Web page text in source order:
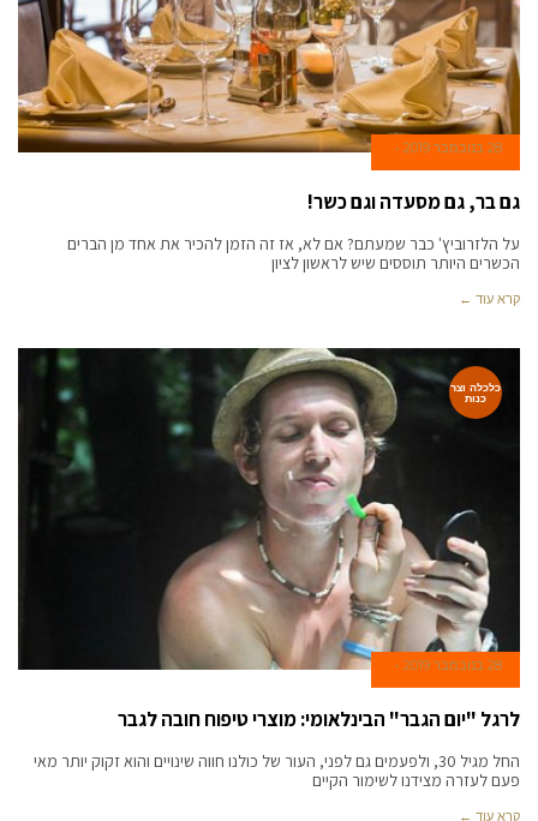
28 בנובמבר 2019
גם בר, גם מסעדה וגם כשר!
על הלזרוביץ' כבר שמעתם? אם לא, אז זה הזמן להכיר את אחד מן הברים
הכשרים היותר תוססים שיש לראשון לציון
קרא עוד ←
כלכלה וצר
כנות
28 בנובמבר 2019
לרגל "יום הגבר" הבינלאומי: מוצרי טיפוח חובה לגבר
החל מגיל 30, ולפעמים גם לפני, העור של כולנו חווה שינויים והוא זקוק יותר מאי
פעם לעזרה מצידנו לשימור הקיים
קרא עוד ←